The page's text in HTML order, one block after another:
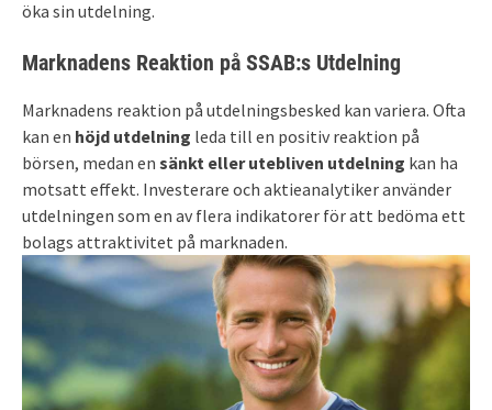
öka sin utdelning.
Marknadens Reaktion på SSAB:s Utdelning
Marknadens reaktion på utdelningsbesked kan variera. Ofta
kan en höjd utdelning leda till en positiv reaktion på
börsen, medan en sänkt eller utebliven utdelning kan ha
motsatt effekt. Investerare och aktieanalytiker använder
utdelningen som en av flera indikatorer för att bedöma ett
bolags attraktivitet på marknaden.